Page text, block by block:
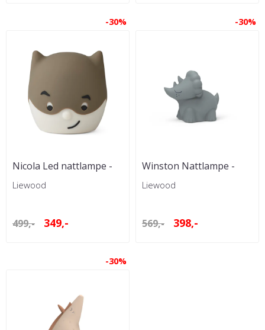
-30%
Nicola Led nattlampe -
Superhero
Liewood
499,- 349,-
-30%
Winston Nattlampe -
Dinosaur
Liewood
569,- 398,-
-30%